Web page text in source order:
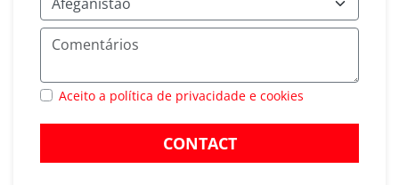
Aceito a política de privacidade e cookies
CONTACT